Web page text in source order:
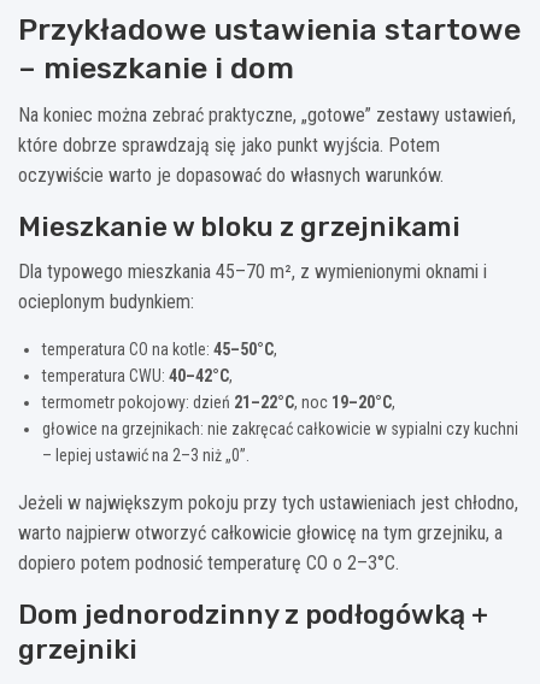
Przykładowe ustawienia startowe
– mieszkanie i dom
Na koniec można zebrać praktyczne, „gotowe” zestawy ustawień,
które dobrze sprawdzają się jako punkt wyjścia. Potem
oczywiście warto je dopasować do własnych warunków.
Mieszkanie w bloku z grzejnikami
Dla typowego mieszkania 45–70 m², z wymienionymi oknami i
ocieplonym budynkiem:
temperatura CO na kotle: 45–50°C,
temperatura CWU: 40–42°C,
termometr pokojowy: dzień 21–22°C, noc 19–20°C,
głowice na grzejnikach: nie zakręcać całkowicie w sypialni czy kuchni
– lepiej ustawić na 2–3 niż „0”.
Jeżeli w największym pokoju przy tych ustawieniach jest chłodno,
warto najpierw otworzyć całkowicie głowicę na tym grzejniku, a
dopiero potem podnosić temperaturę CO o 2–3°C.
Dom jednorodzinny z podłogówką +
grzejniki